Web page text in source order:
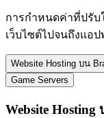
การกำหนดค่าที่ปรับ
เว็บไซต์ไปจนถึงแอ
Website Hosting บน
Game Servers
Website Hosting